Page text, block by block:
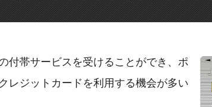
付帯サービスを受けることができ、ポ
レジットカードを利用する機会が多い